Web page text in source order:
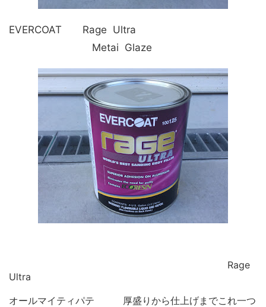
EVERCOAT Rage Ultra
Metai Glaze
Rage
Ultra
オールマイティパテ 厚盛りから仕上げまでこれ一つ